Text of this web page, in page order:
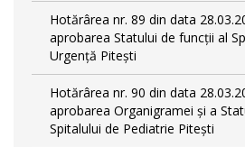
Hotărârea nr. 89 din data
aprobarea Statului de funcții al
Urgență Pitești
Hotărârea nr. 90 din data
aprobarea Organigramei și a
Spitalului de Pediatrie Pitești